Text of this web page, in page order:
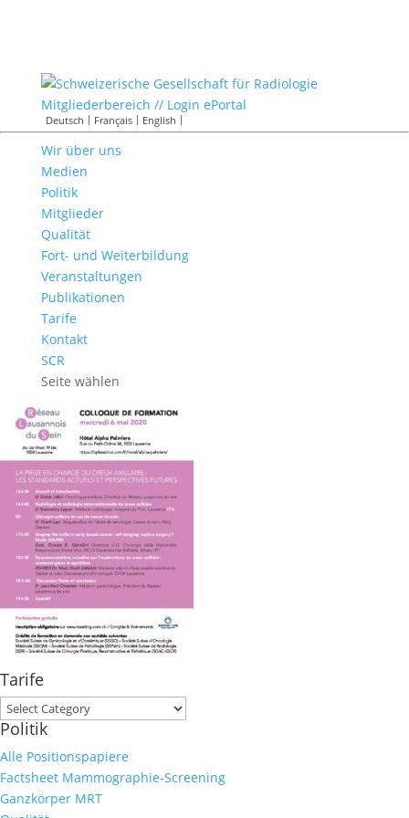
Mitgliederbereich // Login ePortal
Deutsch Français English
Wir über uns
Medien
Politik
Mitglieder
Qualität
Fort- und Weiterbildung
Veranstaltungen
Publikationen
Tarife
Kontakt
SCR
Seite wählen
Tarife
Tarife
Politik
Alle Positionspapiere
Factsheet Mammographie-Screening
Ganzkörper MRT